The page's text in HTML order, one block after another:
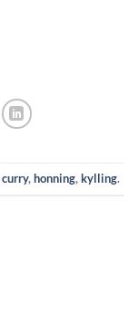
curry,honning,kylling.